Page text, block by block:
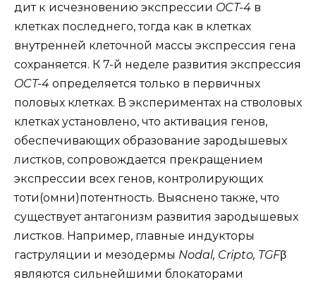
дит к исчезновению экспрессии OCT-4 в
клетках последнего, тогда как в клетках
внутренней клеточной массы экспрессия гена
сохраняется. К 7-й неделе развития экспрессия
OCT-4 определяется только в первичных
половых клетках. В экспериментах на стволовых
клетках установлено, что активация генов,
обеспечивающих образование зародышевых
листков, сопровождается прекращением
экспрессии всех генов, контролирующих
тоти(омни)потентность. Выяснено также, что
существует антагонизм развития зародышевых
листков. Например, главные индукторы
гаструляции и мезодермы Nodal, Cripto, TGFβ
являются сильнейшими блокаторами